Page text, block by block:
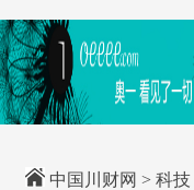
中国川财网 > 科技